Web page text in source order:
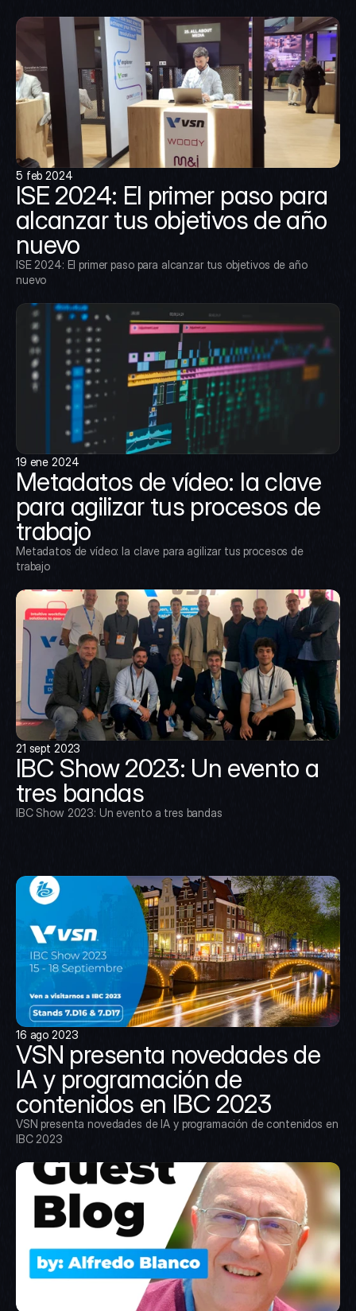
5 feb 2024
ISE 2024: El primer paso para
alcanzar tus objetivos de año
nuevo
ISE 2024: El primer paso para alcanzar tus objetivos de año
nuevo
19 ene 2024
Metadatos de vídeo: la clave
para agilizar tus procesos de
trabajo
Metadatos de vídeo: la clave para agilizar tus procesos de
trabajo
21 sept 2023
IBC Show 2023: Un evento a
tres bandas
IBC Show 2023: Un evento a tres bandas
16 ago 2023
VSN presenta novedades de
IA y programación de
contenidos en IBC 2023
VSN presenta novedades de IA y programación de contenidos en
IBC 2023